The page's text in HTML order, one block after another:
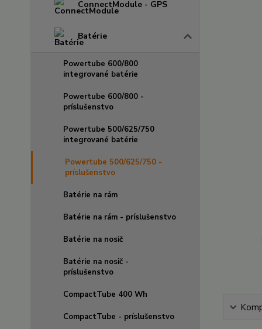
ConnectModule - GPS
Batérie
Powertube 600/800
integrované batérie
Powertube 600/800 -
príslušenstvo
Powertube 500/625/750
integrované batérie
Powertube 500/625/750 -
príslušenstvo
Batérie na rám
Batérie na rám - príslušenstvo
Batérie na nosič
Batérie na nosič -
príslušenstvo
CompactTube 400 Wh
CompactTube - príslušenstvo